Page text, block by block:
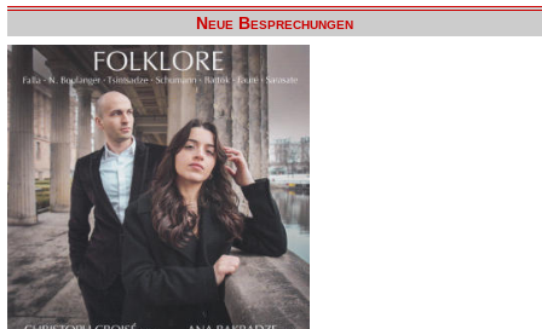
Neue Besprechungen